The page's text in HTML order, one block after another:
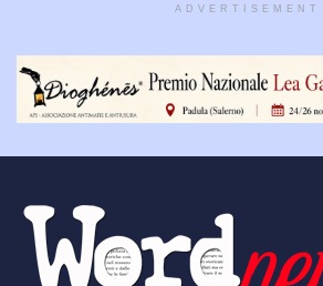
ADVERTISEMENT